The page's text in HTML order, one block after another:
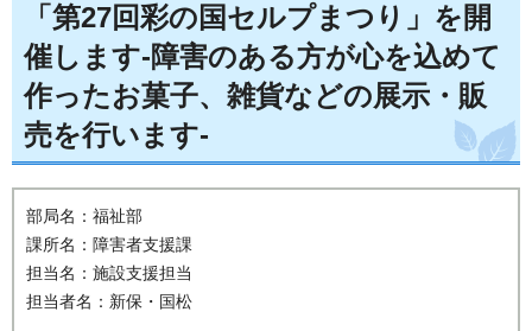
「第27回彩の国セルプまつり」を開
催します-障害のある方が心を込めて
作ったお菓子、雑貨などの展示・販
売を行います-
部局名：福祉部
課所名：障害者支援課
担当名：施設支援担当
担当者名：新保・国松